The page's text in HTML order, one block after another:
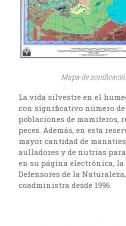
Mapa de
La vida silvestre en el
con significativo número de
poblaciones de mamíferos,
peces. Además, en esta
mayor cantidad de
aulladores y de nutrias
en su página electrónica,
Defensores de la
coadministra desde 1996.